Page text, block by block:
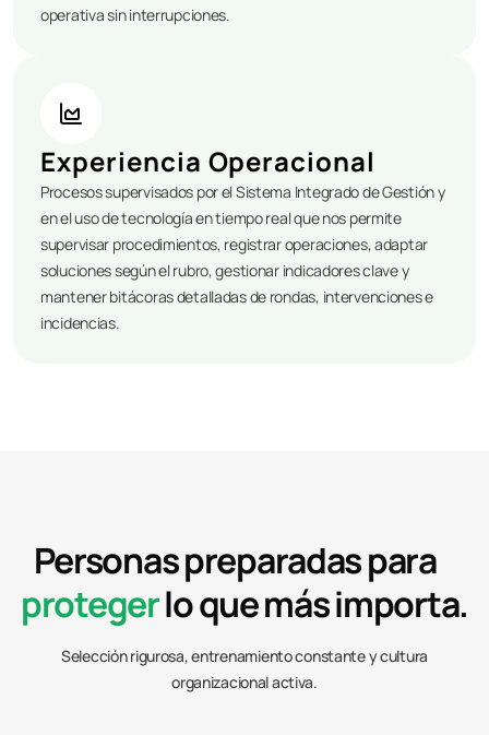
operativa sin interrupciones.
Experiencia Operacional
Procesos supervisados por el Sistema Integrado de Gestión y
en el uso de tecnología en tiempo real que nos permite
supervisar procedimientos, registrar operaciones, adaptar
soluciones según el rubro, gestionar indicadores clave y
mantener bitácoras detalladas de rondas, intervenciones e
incidencias.
Personas preparadas para
protegerlo que más importa.
Selección rigurosa, entrenamiento constante y cultura
organizacional activa.